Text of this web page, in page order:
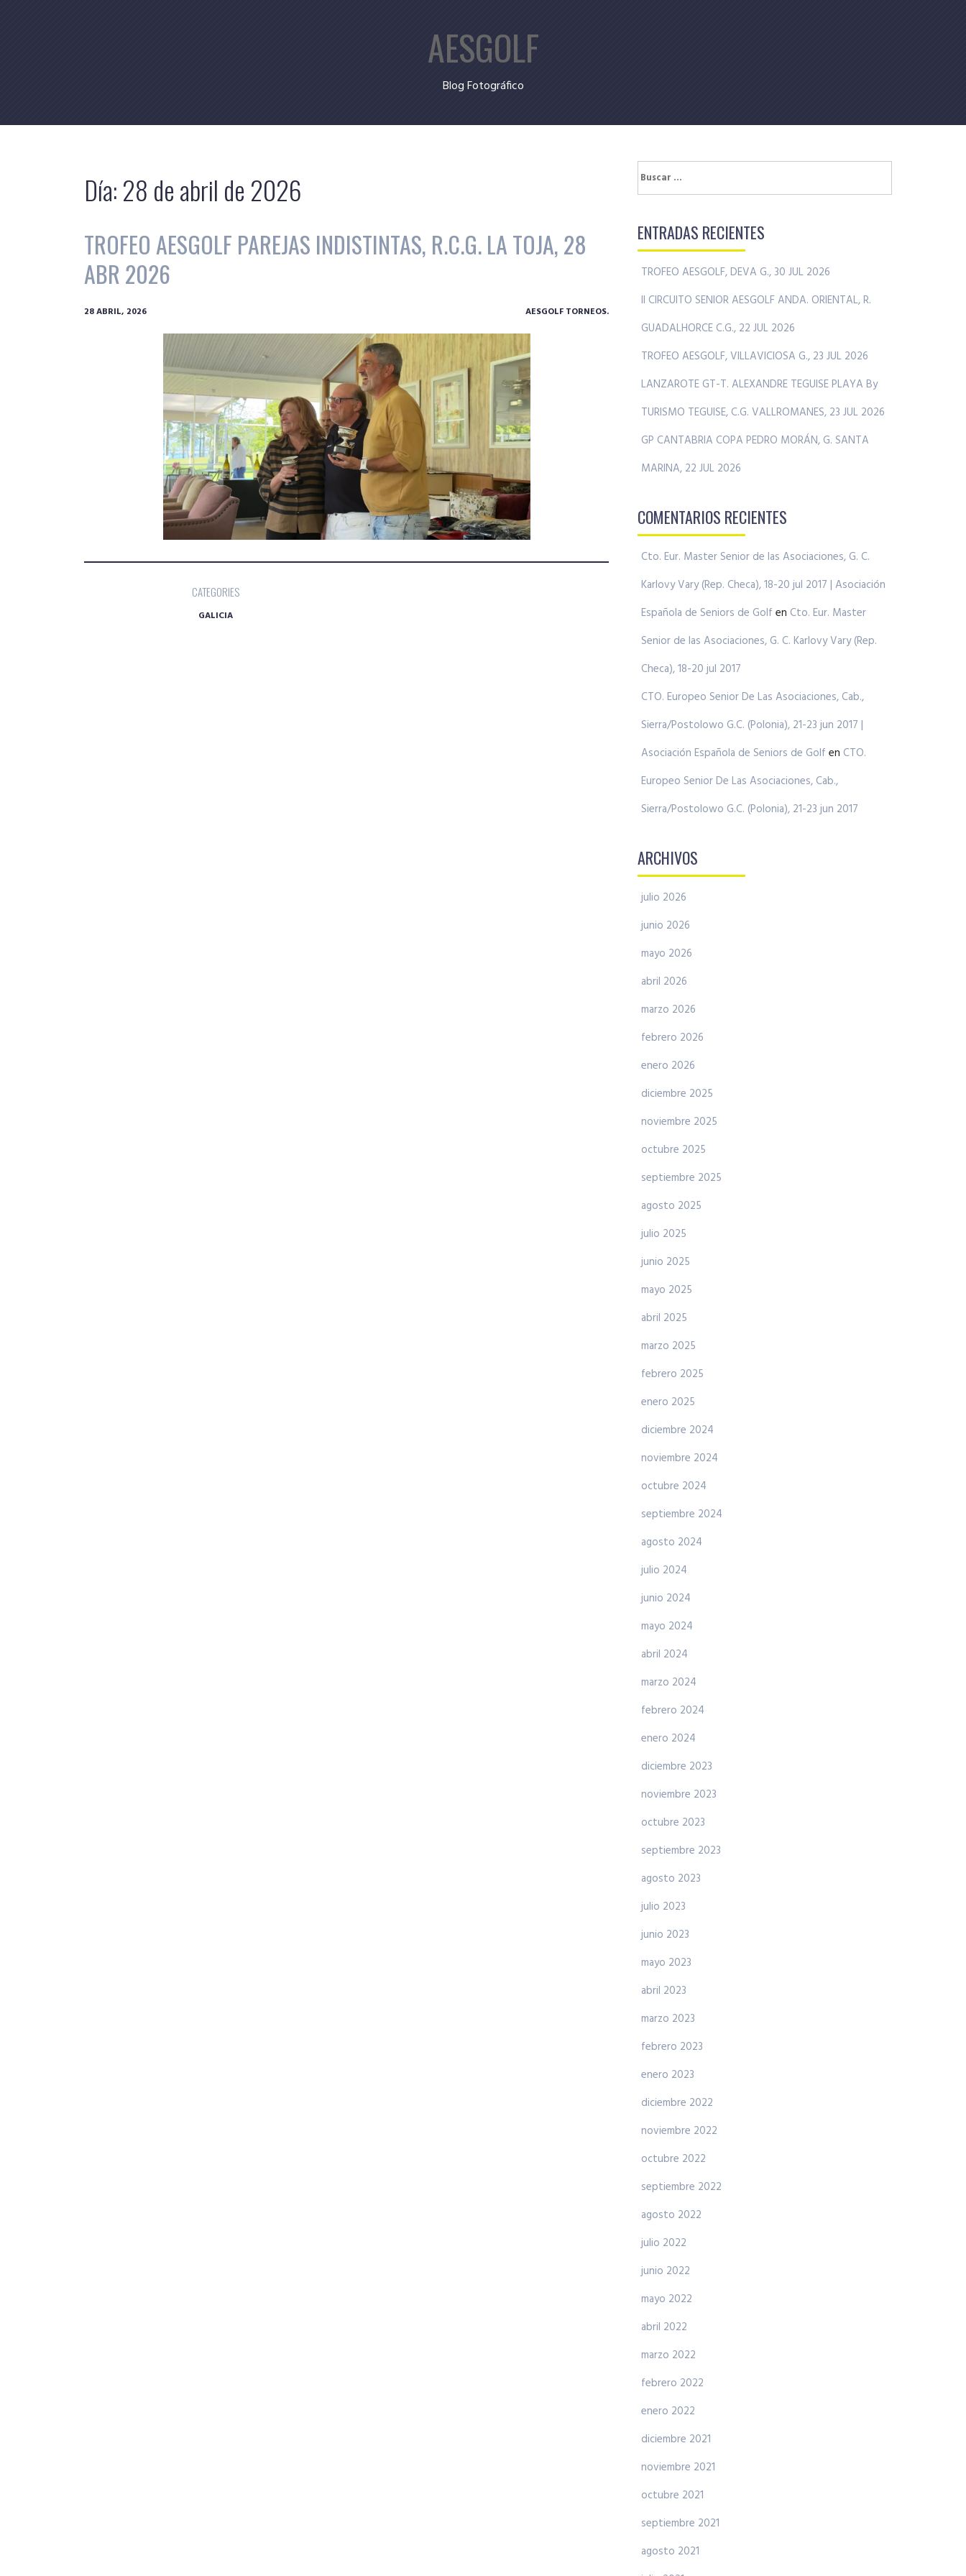
AESGOLF
Blog Fotográfico
Día:28 de abril de 2026
TROFEO AESGOLF PAREJAS INDISTINTAS, R.C.G. LA TOJA, 28
ABR 2026
28 ABRIL, 2026 AESGOLF TORNEOS.
CATEGORIES
GALICIA
Buscar:
ENTRADAS RECIENTES
TROFEO AESGOLF, DEVA G., 30 JUL 2026
II CIRCUITO SENIOR AESGOLF ANDA. ORIENTAL, R.
GUADALHORCE C.G., 22 JUL 2026
TROFEO AESGOLF, VILLAVICIOSA G., 23 JUL 2026
LANZAROTE GT-T. ALEXANDRE TEGUISE PLAYA By
TURISMO TEGUISE, C.G. VALLROMANES, 23 JUL 2026
GP CANTABRIA COPA PEDRO MORÁN, G. SANTA
MARINA, 22 JUL 2026
COMENTARIOS RECIENTES
Cto. Eur. Master Senior de las Asociaciones, G. C.
Karlovy Vary (Rep. Checa), 18-20 jul 2017 | Asociación
Española de Seniors de Golf en Cto. Eur. Master
Senior de las Asociaciones, G. C. Karlovy Vary (Rep.
Checa), 18-20 jul 2017
CTO. Europeo Senior De Las Asociaciones, Cab.,
Sierra/Postolowo G.C. (Polonia), 21-23 jun 2017 |
Asociación Española de Seniors de Golf en CTO.
Europeo Senior De Las Asociaciones, Cab.,
Sierra/Postolowo G.C. (Polonia), 21-23 jun 2017
ARCHIVOS
julio 2026
junio 2026
mayo 2026
abril 2026
marzo 2026
febrero 2026
enero 2026
diciembre 2025
noviembre 2025
octubre 2025
septiembre 2025
agosto 2025
julio 2025
junio 2025
mayo 2025
abril 2025
marzo 2025
febrero 2025
enero 2025
diciembre 2024
noviembre 2024
octubre 2024
septiembre 2024
agosto 2024
julio 2024
junio 2024
mayo 2024
abril 2024
marzo 2024
febrero 2024
enero 2024
diciembre 2023
noviembre 2023
octubre 2023
septiembre 2023
agosto 2023
julio 2023
junio 2023
mayo 2023
abril 2023
marzo 2023
febrero 2023
enero 2023
diciembre 2022
noviembre 2022
octubre 2022
septiembre 2022
agosto 2022
julio 2022
junio 2022
mayo 2022
abril 2022
marzo 2022
febrero 2022
enero 2022
diciembre 2021
noviembre 2021
octubre 2021
septiembre 2021
agosto 2021